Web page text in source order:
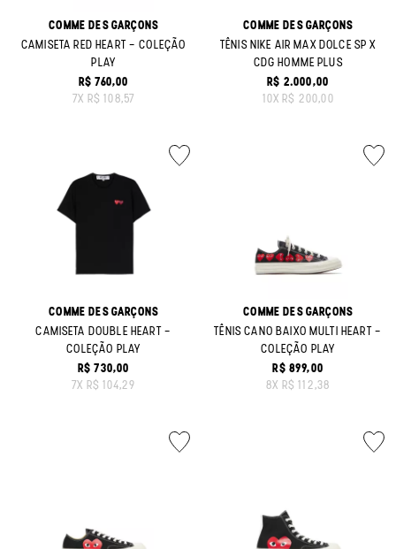
COMME DES GARÇONS
CAMISETA RED HEART - COLEÇÃO
PLAY
ORIGINAL PRICE:
R$ 760,00
7X R$ 108,57
COMME DES GARÇONS
TÊNIS NIKE AIR MAX DOLCE SP X
CDG HOMME PLUS
ORIGINAL PRICE:
R$ 2.000,00
10X R$ 200,00
COMME DES GARÇONS
CAMISETA DOUBLE HEART -
COLEÇÃO PLAY
ORIGINAL PRICE:
R$ 730,00
7X R$ 104,29
COMME DES GARÇONS
TÊNIS CANO BAIXO MULTI HEART -
COLEÇÃO PLAY
ORIGINAL PRICE:
R$ 899,00
8X R$ 112,38